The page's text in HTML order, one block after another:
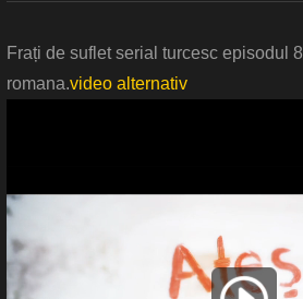
Frați de suflet serial turcesc episodul
romana.video alternativ